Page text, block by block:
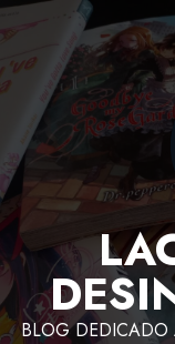
BLOG DEDICADO